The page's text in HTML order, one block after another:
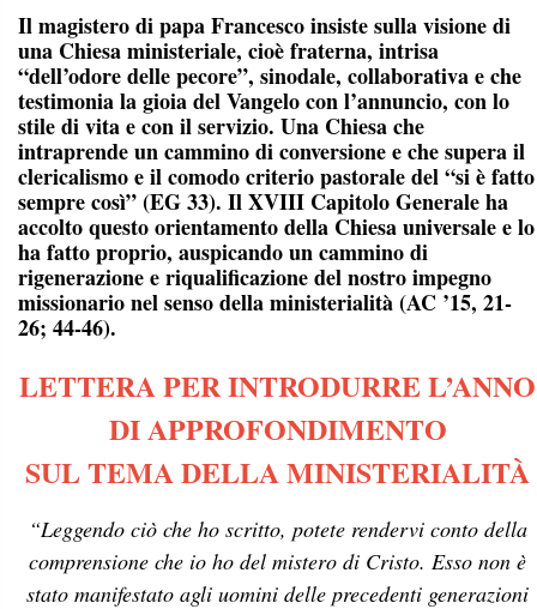
Il magistero di papa Francesco insiste sulla visione di
una Chiesa ministeriale, cioè fraterna, intrisa
“dell’odore delle pecore”, sinodale, collaborativa e che
testimonia la gioia del Vangelo con l’annuncio, con lo
stile di vita e con il servizio. Una Chiesa che
intraprende un cammino di conversione e che supera il
clericalismo e il comodo criterio pastorale del “si è fatto
sempre così” (EG 33). Il XVIII Capitolo Generale ha
accolto questo orientamento della Chiesa universale e lo
ha fatto proprio, auspicando un cammino di
rigenerazione e riqualificazione del nostro impegno
missionario nel senso della ministerialità (AC ’15, 21-
26; 44-46).
LETTERA PER INTRODURRE L’ANNO
DI APPROFONDIMENTO
SUL TEMA DELLA MINISTERIALITÀ
“Leggendo ciò che ho scritto, potete rendervi conto della
comprensione che io ho del mistero di Cristo. Esso non è
stato manifestato agli uomini delle precedenti generazioni